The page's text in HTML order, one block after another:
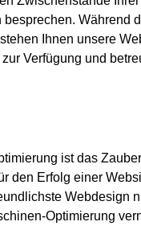
Während
Ihnen unsere
Verfügung und
ist das
den Erfolg einer
Webdesign
Optimierung